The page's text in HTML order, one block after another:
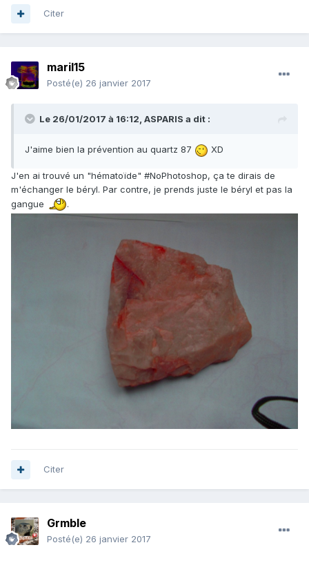
Citer
maril15
Posté(e) 26 janvier 2017
Le 26/01/2017 à 16:12, ASPARIS a dit :
J'aime bien la prévention au quartz 87 XD
J'en ai trouvé un "hématoïde" #NoPhotoshop, ça te dirais de
m'échanger le béryl. Par contre, je prends juste le béryl et pas la
gangue
.
Citer
Grmble
Posté(e) 26 janvier 2017